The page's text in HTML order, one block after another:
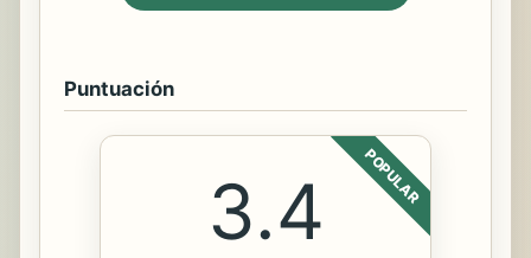
Puntuación
POPULAR
3.4